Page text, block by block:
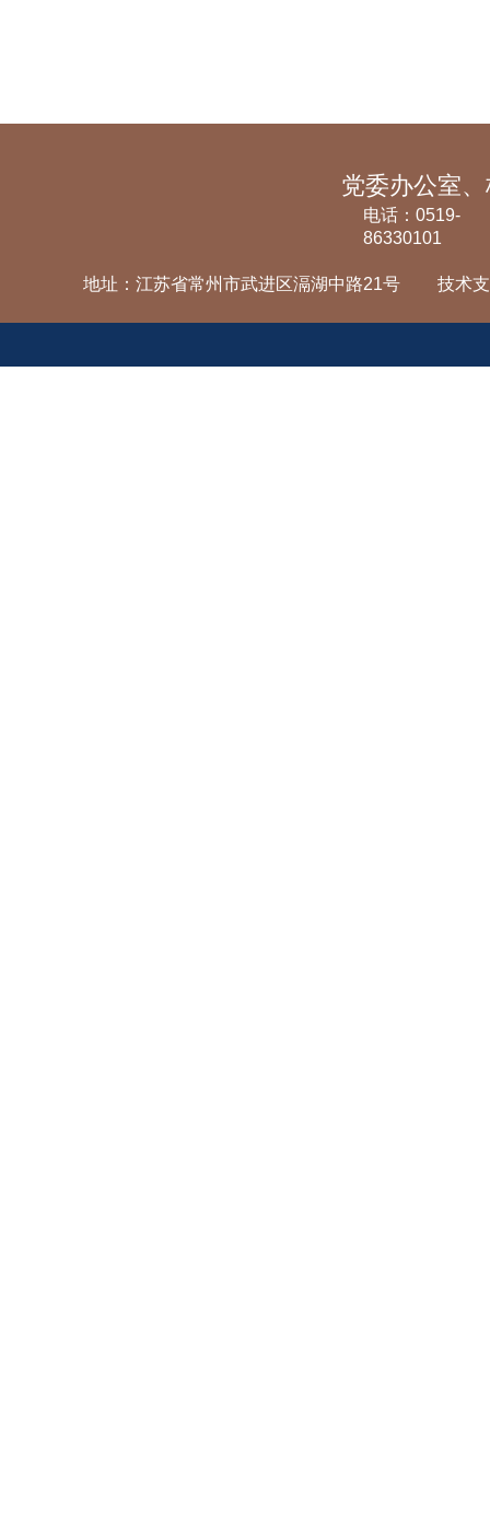
电话：0519-
86330101
地址：江苏省常州市武进区滆湖中路21号 技术